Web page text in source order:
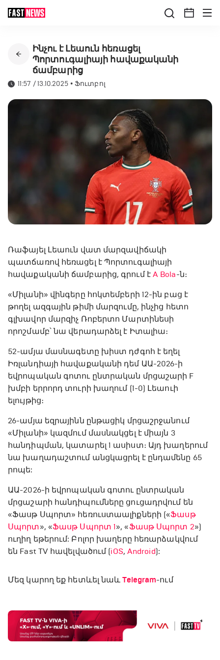
Ինչու է Լեաուն հեռացել
Պորտուգալիայի հավաքականի
ճամբարից
11:57 / 13.10.2025 •Ֆուտբոլ
Ռաֆայել Լեաուն վատ մարզավիճակի
պատճառով հեռացել է Պորտուգալիայի
հավաքականի ճամբարից, գրում է A Bola-ն։
«Միլանի» վինգերը հոկտեմբերի 12-ին բաց է
թողել ազգային թիմի մարզումը, ինչից հետո
գլխավոր մարզիչ Ռոբերտո Մարտինեսի
որոշմամբ՝ նա վերադարձել է Իտալիա։
52-ամյա մասնագետը խիստ դժգոհ է եղել
Իռլանդիայի հավաքականի դեմ ԱԱ-2026-ի
եվրոպական գոտու ընտրական մրցաշարի F
խմբի երրորդ տուրի խաղում (1-0) Լեաուի
ելույթից։
26-ամյա եզրայինն ընթացիկ մրցաշրջանում
«Միլանի» կազմում մասնակցել է միայն 3
հանդիպման, կատարել 1 ասիստ։ Այդ խաղերում
նա խաղադաշտում անցկացրել է ընդամենը 65
րոպե:
ԱԱ-2026-ի եվրոպական գոտու ընտրական
մրցաշարի հանդիպումները ցուցադրվում են
«Ֆասթ Սպորտ» հեռուստաալիքների («Ֆասթ
Սպորտ», «Ֆասթ Սպորտ 1», «Ֆասթ Սպորտ 2»)
ուղիղ եթերում: Բոլոր խաղերը հեռարձակվում
են Fast TV հավելվածում (iOS, Android):
Մեզ կարող եք հետևել նաև Telegram-ում